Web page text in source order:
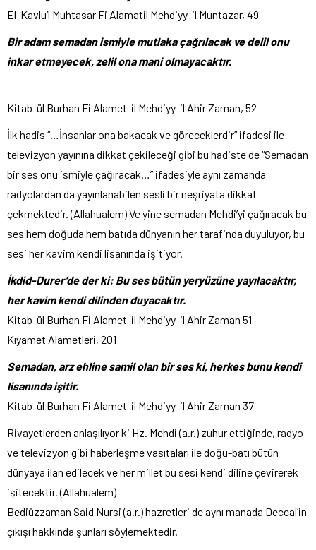
El-Kavlu’l Muhtasar Fi Alamatil Mehdiyy-il Muntazar, 49
Bir adam semadan ismiyle mutlaka çağrılacak ve delil onu
inkar etmeyecek, zelil ona mani olmayacaktır.
Kitab-ül Burhan Fi Alamet-il Mehdiyy-il Ahir Zaman, 52
İlk hadis “…İnsanlar ona bakacak ve göreceklerdir” ifadesi ile
televizyon yayınına dikkat çekileceği gibi bu hadiste de “Semadan
bir ses onu ismiyle çağıracak…” ifadesiyle aynı zamanda
radyolardan da yayınlanabilen sesli bir neşriyata dikkat
çekmektedir. (Allahualem) Ve yine semadan Mehdi’yi çağıracak bu
ses hem doğuda hem batıda dünyanın her tarafinda duyuluyor, bu
sesi her kavim kendi lisanında işitiyor.
İkdid-Durer’de der ki: Bu ses bütün yeryüzüne yayılacaktır,
her kavim kendi dilinden duyacaktır.
Kitab-ül Burhan Fi Alamet-il Mehdiyy-il Ahir Zaman 51
Kıyamet Alametleri, 201
Semadan, arz ehline samil olan bir ses ki, herkes bunu kendi
lisanında işitir.
Kitab-ül Burhan Fi Alamet-il Mehdiyy-il Ahir Zaman 37
Rivayetlerden anlaşılıyor ki Hz. Mehdi (a.r.) zuhur ettiğinde, radyo
ve televizyon gibi haberleşme vasıtaları ile doğu-batı bütün
dünyaya ilan edilecek ve her millet bu sesi kendi diline çevirerek
işitecektir. (Allahualem)
Bediüzzaman Said Nursi (a.r.) hazretleri de aynı manada Deccal’in
çıkışı hakkında şunları söylemektedir.